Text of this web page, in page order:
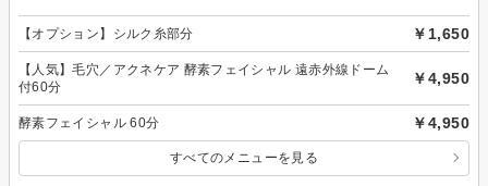
【オプション】シルク糸部分 ￥1,650
【人気】毛穴／アクネケア 酵素フェイシャル 遠赤外線ドーム
付60分
￥4,950
酵素フェイシャル 60分 ￥4,950
すべてのメニューを見る